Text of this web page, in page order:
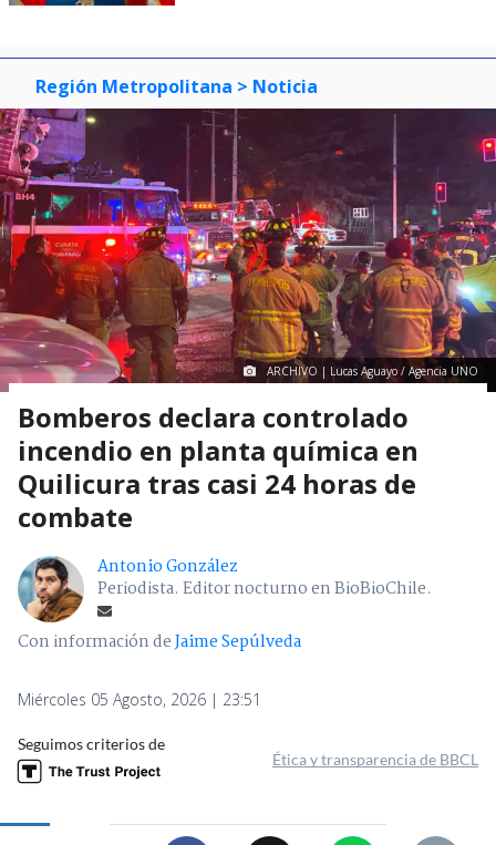
Región Metropolitana > Noticia
ARCHIVO | Lucas Aguayo / Agencia UNO
Bomberos declara controlado
incendio en planta química en
Quilicura tras casi 24 horas de
combate
Antonio González
Periodista. Editor nocturno en BioBioChile.
Con información deJaime Sepúlveda
Miércoles 05 Agosto, 2026 | 23:51
Seguimos criterios de
Ética y transparencia de BBCL